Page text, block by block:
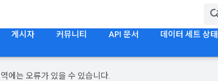
게시자 커뮤니티 API 문서 데이터 세트 상태
에는 오류가 있을 수 있습니다.